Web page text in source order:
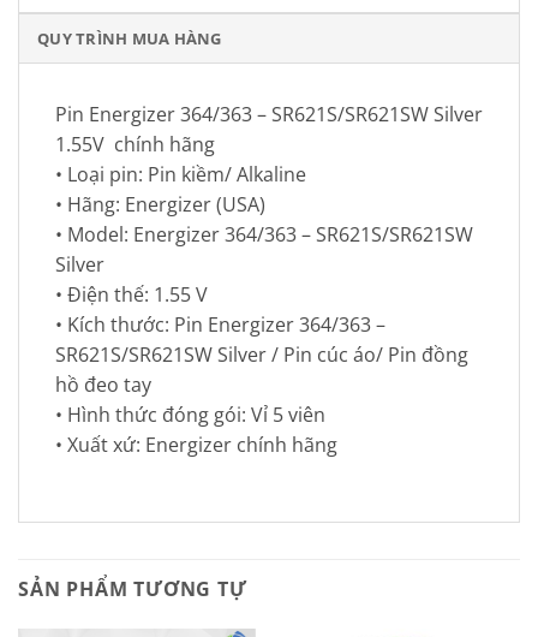
QUY TRÌNH MUA HÀNG
Pin Energizer 364/363 – SR621S/SR621SW Silver
1.55V chính hãng
• Loại pin: Pin kiềm/ Alkaline
• Hãng: Energizer (USA)
• Model: Energizer 364/363 – SR621S/SR621SW
Silver
• Điện thế: 1.55 V
• Kích thước: Pin Energizer 364/363 –
SR621S/SR621SW Silver / Pin cúc áo/ Pin đồng
hồ đeo tay
• Hình thức đóng gói: Vỉ 5 viên
• Xuất xứ: Energizer chính hãng
SẢN PHẨM TƯƠNG TỰ